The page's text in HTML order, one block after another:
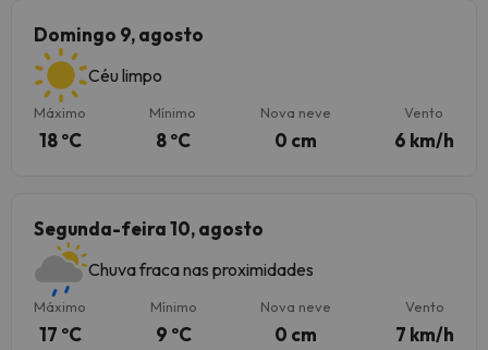
Domingo 9, agosto
Céu limpo
Máximo
18 ºC
Mínimo
8 ºC
Nova neve
0 cm
Vento
6 km/h
Segunda-feira 10, agosto
Chuva fraca nas proximidades
Máximo
17 ºC
Mínimo
9 ºC
Nova neve
0 cm
Vento
7 km/h